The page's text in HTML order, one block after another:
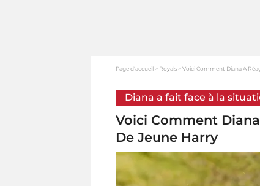
Page d'accueil Royals Voici Comment Diana A
Diana a fait face à la
Voici Comment
De Jeune Harry